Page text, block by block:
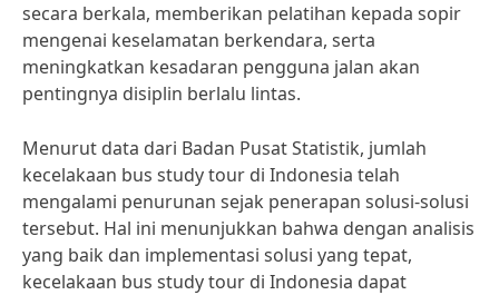
secara berkala, memberikan pelatihan kepada sopir
mengenai keselamatan berkendara, serta
meningkatkan kesadaran pengguna jalan akan
pentingnya disiplin berlalu lintas.
Menurut data dari Badan Pusat Statistik, jumlah
kecelakaan bus study tour di Indonesia telah
mengalami penurunan sejak penerapan solusi-solusi
tersebut. Hal ini menunjukkan bahwa dengan analisis
yang baik dan implementasi solusi yang tepat,
kecelakaan bus study tour di Indonesia dapat